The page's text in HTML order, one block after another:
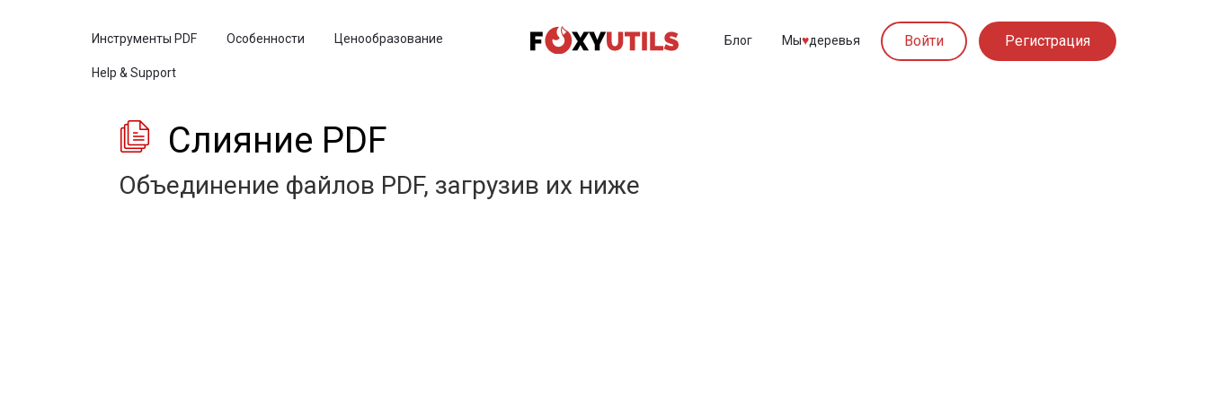
Инструменты PDF Особенности Ценообразование
Help & Support
Блог Мы♥︎деревья Войти Регистрация
Слияние PDF
Объединение файлов PDF, загрузив их ниже